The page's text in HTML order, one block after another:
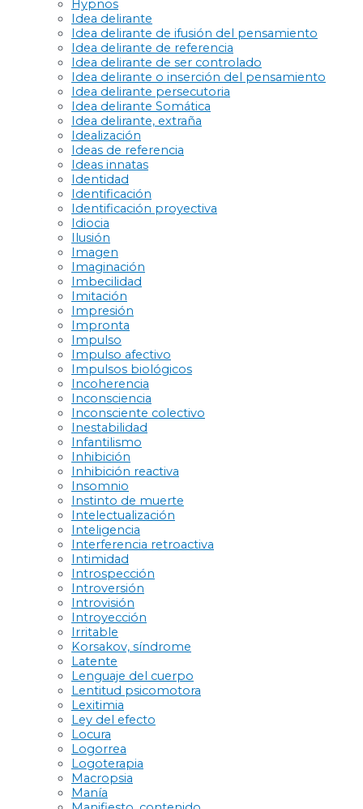
Hypnos
Idea delirante
Idea delirante de ifusión del pensamiento
Idea delirante de referencia
Idea delirante de ser controlado
Idea delirante o inserción del pensamiento
Idea delirante persecutoria
Idea delirante Somática
Idea delirante, extraña
Idealización
Ideas de referencia
Ideas innatas
Identidad
Identificación
Identificación proyectiva
Idiocia
Ilusión
Imagen
Imaginación
Imbecilidad
Imitación
Impresión
Impronta
Impulso
Impulso afectivo
Impulsos biológicos
Incoherencia
Inconsciencia
Inconsciente colectivo
Inestabilidad
Infantilismo
Inhibición
Inhibición reactiva
Insomnio
Instinto de muerte
Intelectualización
Inteligencia
Interferencia retroactiva
Intimidad
Introspección
Introversión
Introvisión
Introyección
Irritable
Korsakov, síndrome
Latente
Lenguaje del cuerpo
Lentitud psicomotora
Lexitimia
Ley del efecto
Locura
Logorrea
Logoterapia
Macropsia
Manía